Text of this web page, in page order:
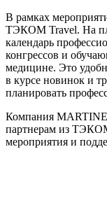
В рамках
ТЭКОМ Travel. На
календарь
конгрессов и
медицине. Это
в курсе новинок и
планировать
Компания
партнерам из
мероприятия и